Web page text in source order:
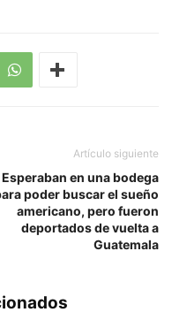
Artículo siguiente
Esperaban en una bodega
poder buscar el sueño
americano, pero fueron
deportados de vuelta a
Guatemala